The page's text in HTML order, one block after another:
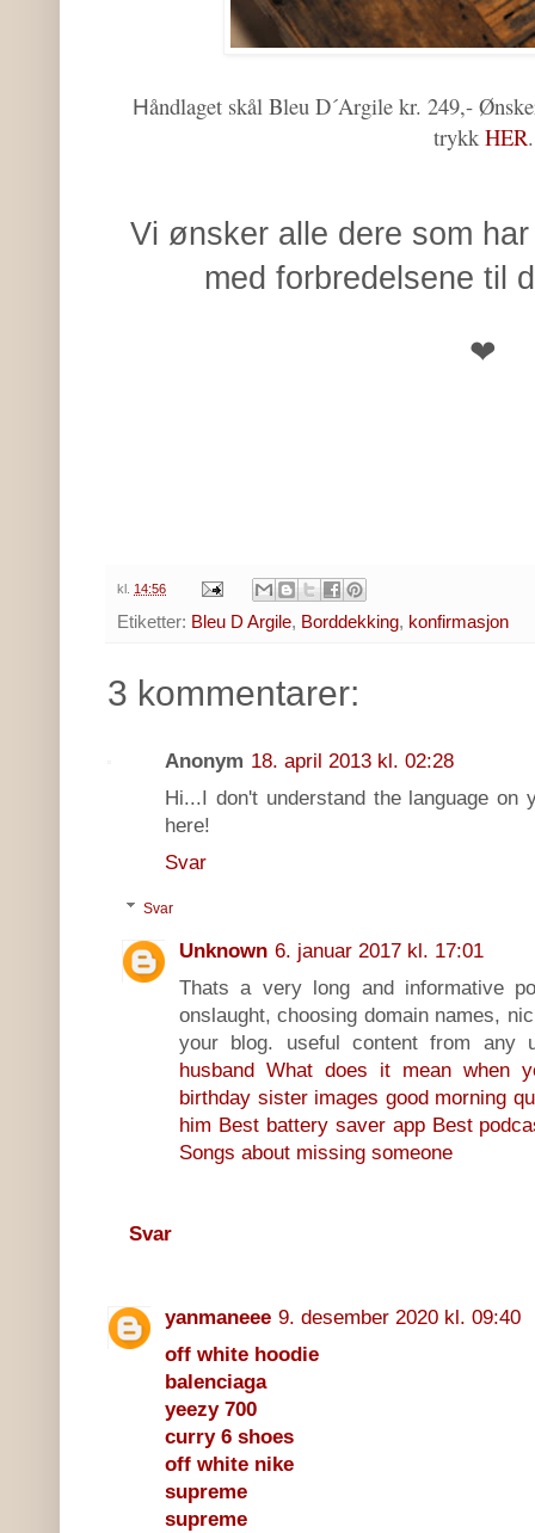
Håndlaget skål Bleu D´Argile kr. 249,-
trykk HER.
Vi ønsker alle dere som
med forbredelsene til
❤
kl. 14:56
Etiketter: Bleu D Argile, Borddekking, konfirmasjon
3 kommentarer:
Anonym 18. april 2013 kl. 02:28
Hi...I don't understand the language
here!
Svar
Svar
Unknown 6. januar 2017 kl. 17:01
Thats a very long and informative
onslaught, choosing domain names,
your blog. useful content from any
husband What does it mean when
birthday sister images good morning
him Best battery saver app Best
Songs about missing someone
Svar
yanmaneee 9. desember 2020 kl. 09:40
off white hoodie
balenciaga
yeezy 700
curry 6 shoes
off white nike
supreme
supreme